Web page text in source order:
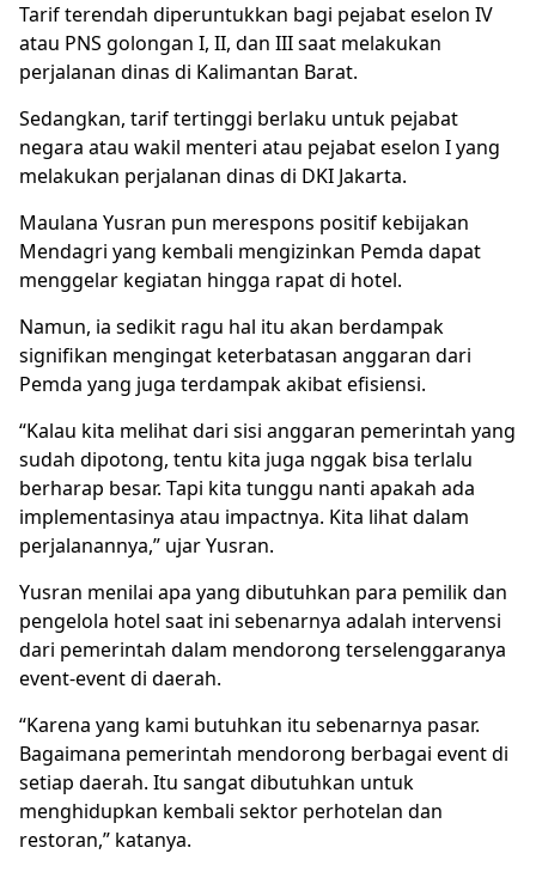
Tarif terendah diperuntukkan bagi pejabat eselon IV
atau PNS golongan I, II, dan III saat melakukan
perjalanan dinas di Kalimantan Barat.
Sedangkan, tarif tertinggi berlaku untuk pejabat
negara atau wakil menteri atau pejabat eselon I yang
melakukan perjalanan dinas di DKI Jakarta.
Maulana Yusran pun merespons positif kebijakan
Mendagri yang kembali mengizinkan Pemda dapat
menggelar kegiatan hingga rapat di hotel.
Namun, ia sedikit ragu hal itu akan berdampak
signifikan mengingat keterbatasan anggaran dari
Pemda yang juga terdampak akibat efisiensi.
“Kalau kita melihat dari sisi anggaran pemerintah yang
sudah dipotong, tentu kita juga nggak bisa terlalu
berharap besar. Tapi kita tunggu nanti apakah ada
implementasinya atau impactnya. Kita lihat dalam
perjalanannya,” ujar Yusran.
Yusran menilai apa yang dibutuhkan para pemilik dan
pengelola hotel saat ini sebenarnya adalah intervensi
dari pemerintah dalam mendorong terselenggaranya
event-event di daerah.
“Karena yang kami butuhkan itu sebenarnya pasar.
Bagaimana pemerintah mendorong berbagai event di
setiap daerah. Itu sangat dibutuhkan untuk
menghidupkan kembali sektor perhotelan dan
restoran,” katanya.